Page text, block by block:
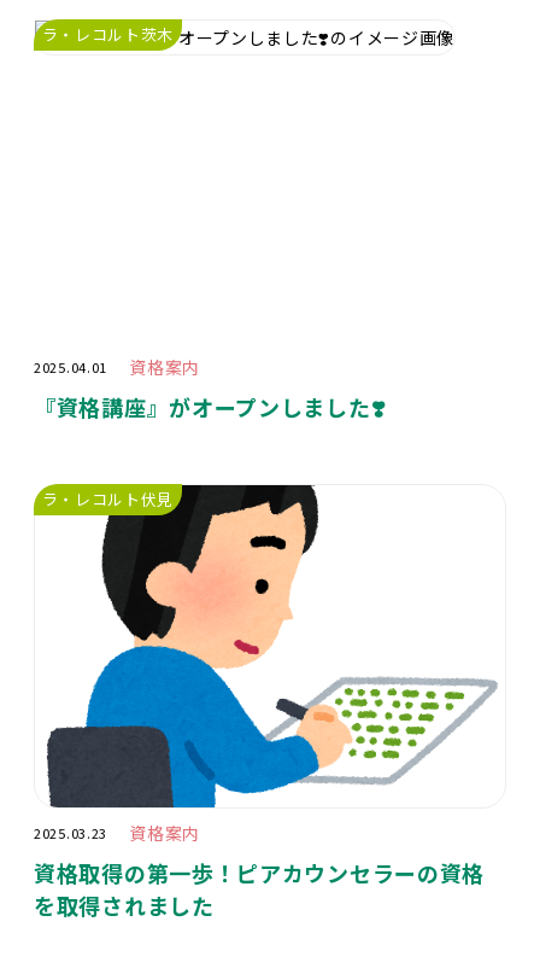
ラ・レコルト茨木
2025.04.01 資格案内
『資格講座』がオープンしました❣️
ラ・レコルト伏見
2025.03.23 資格案内
資格取得の第一歩！ピアカウンセラーの資格
を取得されました